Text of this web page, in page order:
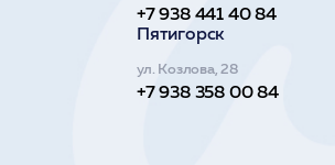
+7 938 441 40 84
Пятигорск
ул. Козлова, 28
+7 938 358 00 84